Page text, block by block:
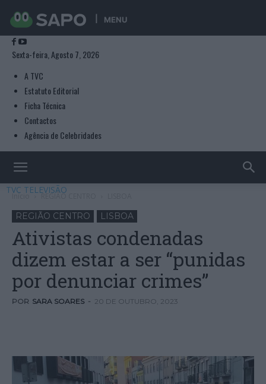
MENU
Sexta-feira, Agosto 7, 2026
A TVC
Estatuto Editorial
Ficha Técnica
Contactos
Agência de Celebridades
TVC TELEVISÃO
Início REGIÃO CENTRO
REGIÃO CENTRO LISBOA
Ativistas condenadas
dizem estar a ser “punidas
por denunciar crimes”
POR SARA SOARES - 20 DE OUTUBRO, 2023